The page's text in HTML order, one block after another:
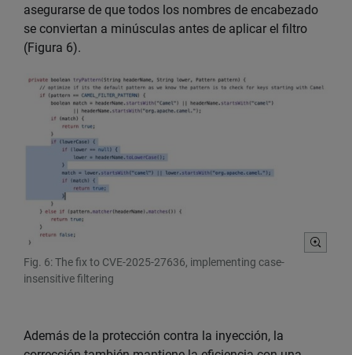
asegurarse de que todos los nombres de encabezado
se conviertan a minúsculas antes de aplicar el filtro
(Figura 6).
Fig. 6: The fix to CVE-2025-27636, implementing case-
insensitive filtering
Además de la protección contra la inyección, la